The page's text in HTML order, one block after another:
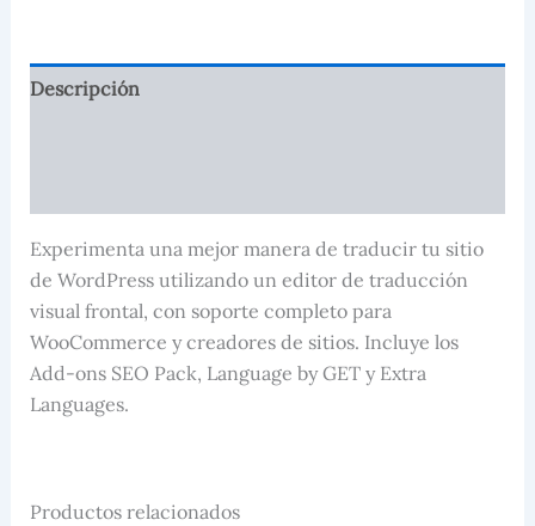
Descripción
Experimenta una mejor manera de traducir tu sitio
de WordPress utilizando un editor de traducción
visual frontal, con soporte completo para
WooCommerce y creadores de sitios. Incluye los
Add-ons SEO Pack, Language by GET y Extra
Languages.
Productos relacionados